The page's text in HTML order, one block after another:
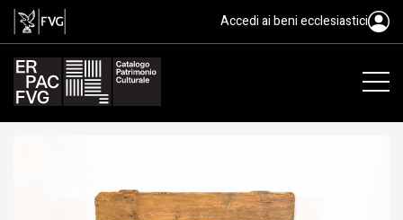
lavatoio, brèe di lavâAccedi ai beni ecclesiastici